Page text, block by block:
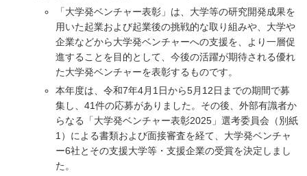
「大学発ベンチャー表彰」は、大学等の研究開発成果を
用いた起業および起業後の挑戦的な取り組みや、大学や
企業などから大学発ベンチャーへの支援を、より一層促
進することを目的として、今後の活躍が期待される優れ
た大学発ベンチャーを表彰するものです。
本年度は、令和7年4月1日から5月12日までの期間で募
集し、41件の応募がありました。その後、外部有識者か
らなる「大学発ベンチャー表彰2025」選考委員会（別紙
1）による書類および面接審査を経て、大学発ベンチャ
ー6社とその支援大学等・支援企業の受賞を決定しまし
た。